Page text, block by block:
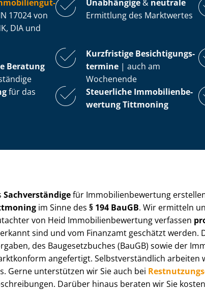
17024 von
DIA und
Unabhängige & neutrale
Ermittlung des Marktwertes
Beratung
Kurzfristige Be­sich­ti­gungs­
ter­mi­ne | auch am
Wochenende
für das
Steuerliche Im­mo­bi­li­en­be­
wer­tungTittmoning
Sachverständigefür Im­mo­bi­li­en­be­wer­tung
im Sinne des§ 194 BauGB. Wir ermitteln
von Heid Im­mo­bi­li­en­be­wer­tung verfassen
sind und vom Finanzamt geschätzt
des Baugesetzbuches (BauGB) sowie der
angefertigt. Selbst­ver­ständ­lich arbeiten
Gerne unterstützen wir Sie auch bei
Darüber hinaus beraten wir Sie